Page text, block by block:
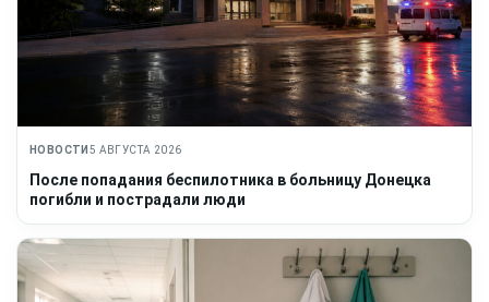
НОВОСТИ 5 АВГУСТА 2026
После попадания беспилотника в больницу Донецка
погибли и пострадали люди